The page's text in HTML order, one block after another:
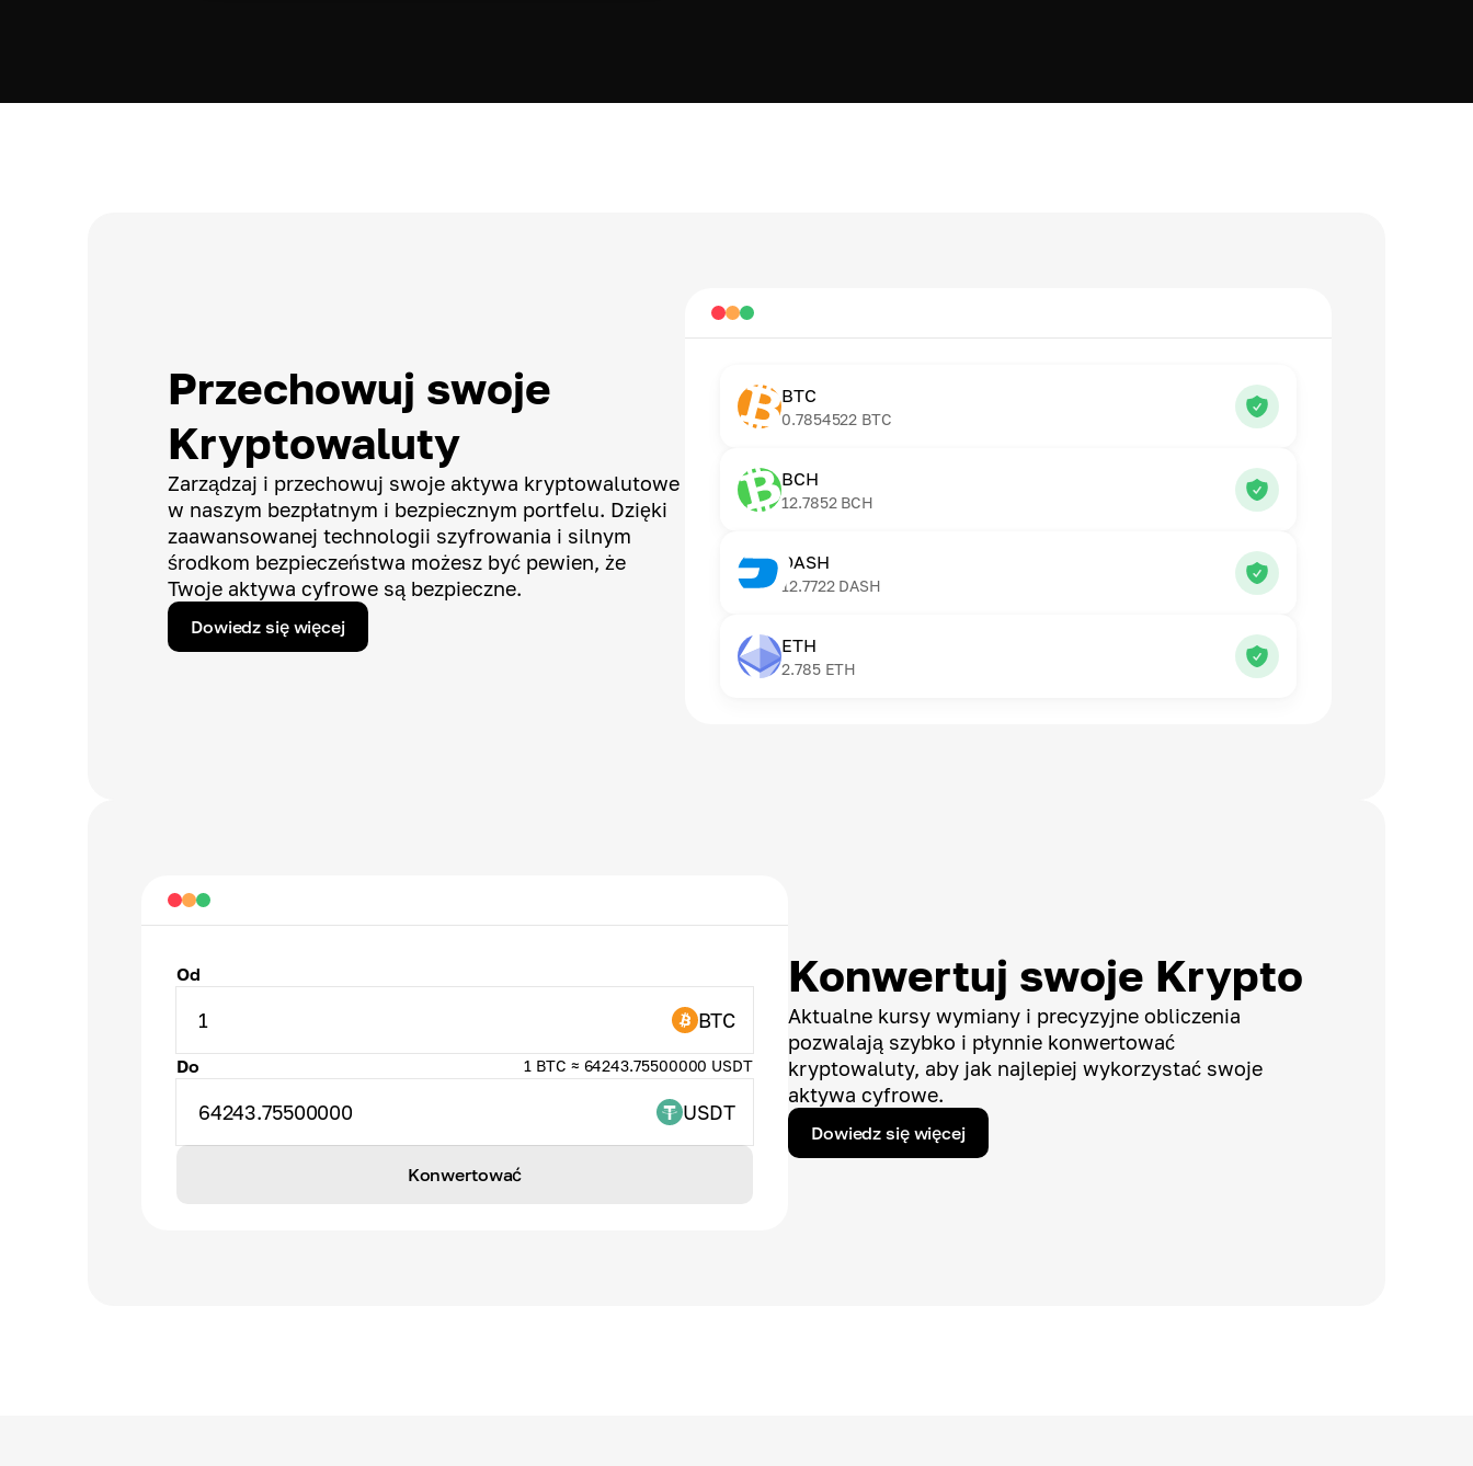
Przechowuj swoje
Kryptowaluty
Zarządzaj i przechowuj swoje aktywa kryptowalutowe
w naszym bezpłatnym i bezpiecznym portfelu. Dzięki
zaawansowanej technologii szyfrowania i silnym
środkom bezpieczeństwa możesz być pewien, że
Twoje aktywa cyfrowe są bezpieczne.
Dowiedz się więcej
BTC
0.7854522 BTC
BCH
12.7852 BCH
DASH
12.7722 DASH
ETH
2.785 ETH
Konwertuj swoje Krypto
Aktualne kursy wymiany i precyzyjne obliczenia
pozwalają szybko i płynnie konwertować
kryptowaluty, aby jak najlepiej wykorzystać swoje
aktywa cyfrowe.
Dowiedz się więcej
Od
1 BTC
Do 1 BTC ≈ 64243.75500000 USDT
64243.75500000 USDT
Konwertować